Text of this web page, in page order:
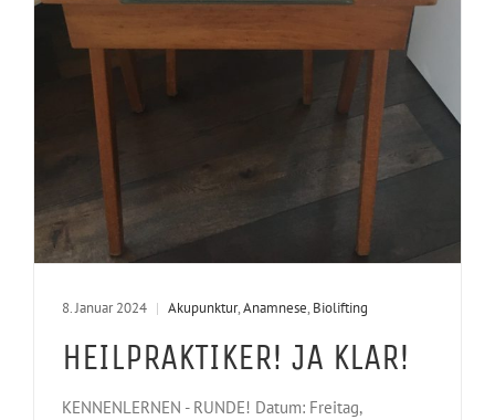
8. Januar 2024 | Akupunktur,Anamnese, Biolifting
HEILPRAKTIKER! JA KLAR!
KENNENLERNEN - RUNDE! Datum: Freitag,